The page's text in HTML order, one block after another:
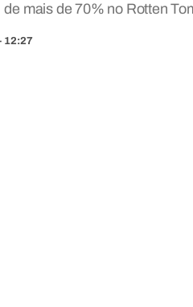
de mais de 70% no Rotten
12:27